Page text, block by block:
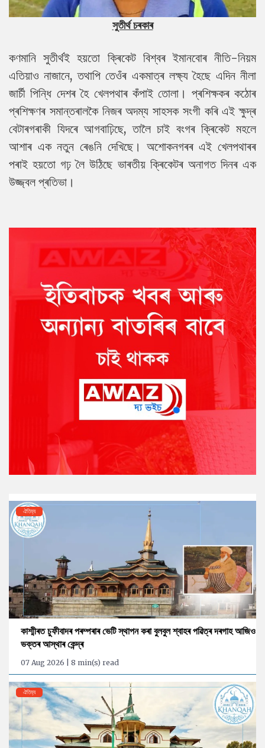
সুতীৰ্থ চৰকাৰ
কণমানি সুতীৰ্থই হয়তো ক্ৰিকেট বিশ্বৰ ইমানবোৰ নীতি-নিয়ম
এতিয়াও নাজানে, তথাপি তেওঁৰ একমাত্ৰ লক্ষ্য হৈছে এদিন নীলা
জাৰ্চী পিন্ধি দেশৰ হৈ খেলপথাৰ কঁপাই তোলা। প্ৰশিক্ষকৰ কঠোৰ
প্ৰশিক্ষণৰ সমান্তৰালকৈ নিজৰ অদম্য সাহসক সংগী কৰি এই ক্ষুদ্ৰ
বেটাৰগৰাকী যিদৰে আগবাঢ়িছে, তালৈ চাই বংগৰ ক্ৰিকেট মহলে
আশাৰ এক নতুন ৰেঙনি দেখিছে। অশোকনগৰৰ এই খেলপথাৰৰ
পৰাই হয়তো গঢ় লৈ উঠিছে ভাৰতীয় ক্ৰিকেটৰ অনাগত দিনৰ এক
উজ্জ্বল প্ৰতিভা।
ঐতিহ্য
কাশ্মীৰত চুফীবাদৰ পৰম্পৰাৰ ভেটি স্থাপন কৰা বুলবুল শ্বাহৰ পৱিত্ৰ দৰগাহ আজিও
ভক্তৰ আস্থাৰ কেন্দ্ৰ
07 Aug 2026 | 8 min(s) read
ঐতিহ্য